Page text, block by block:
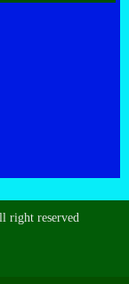
right reserved